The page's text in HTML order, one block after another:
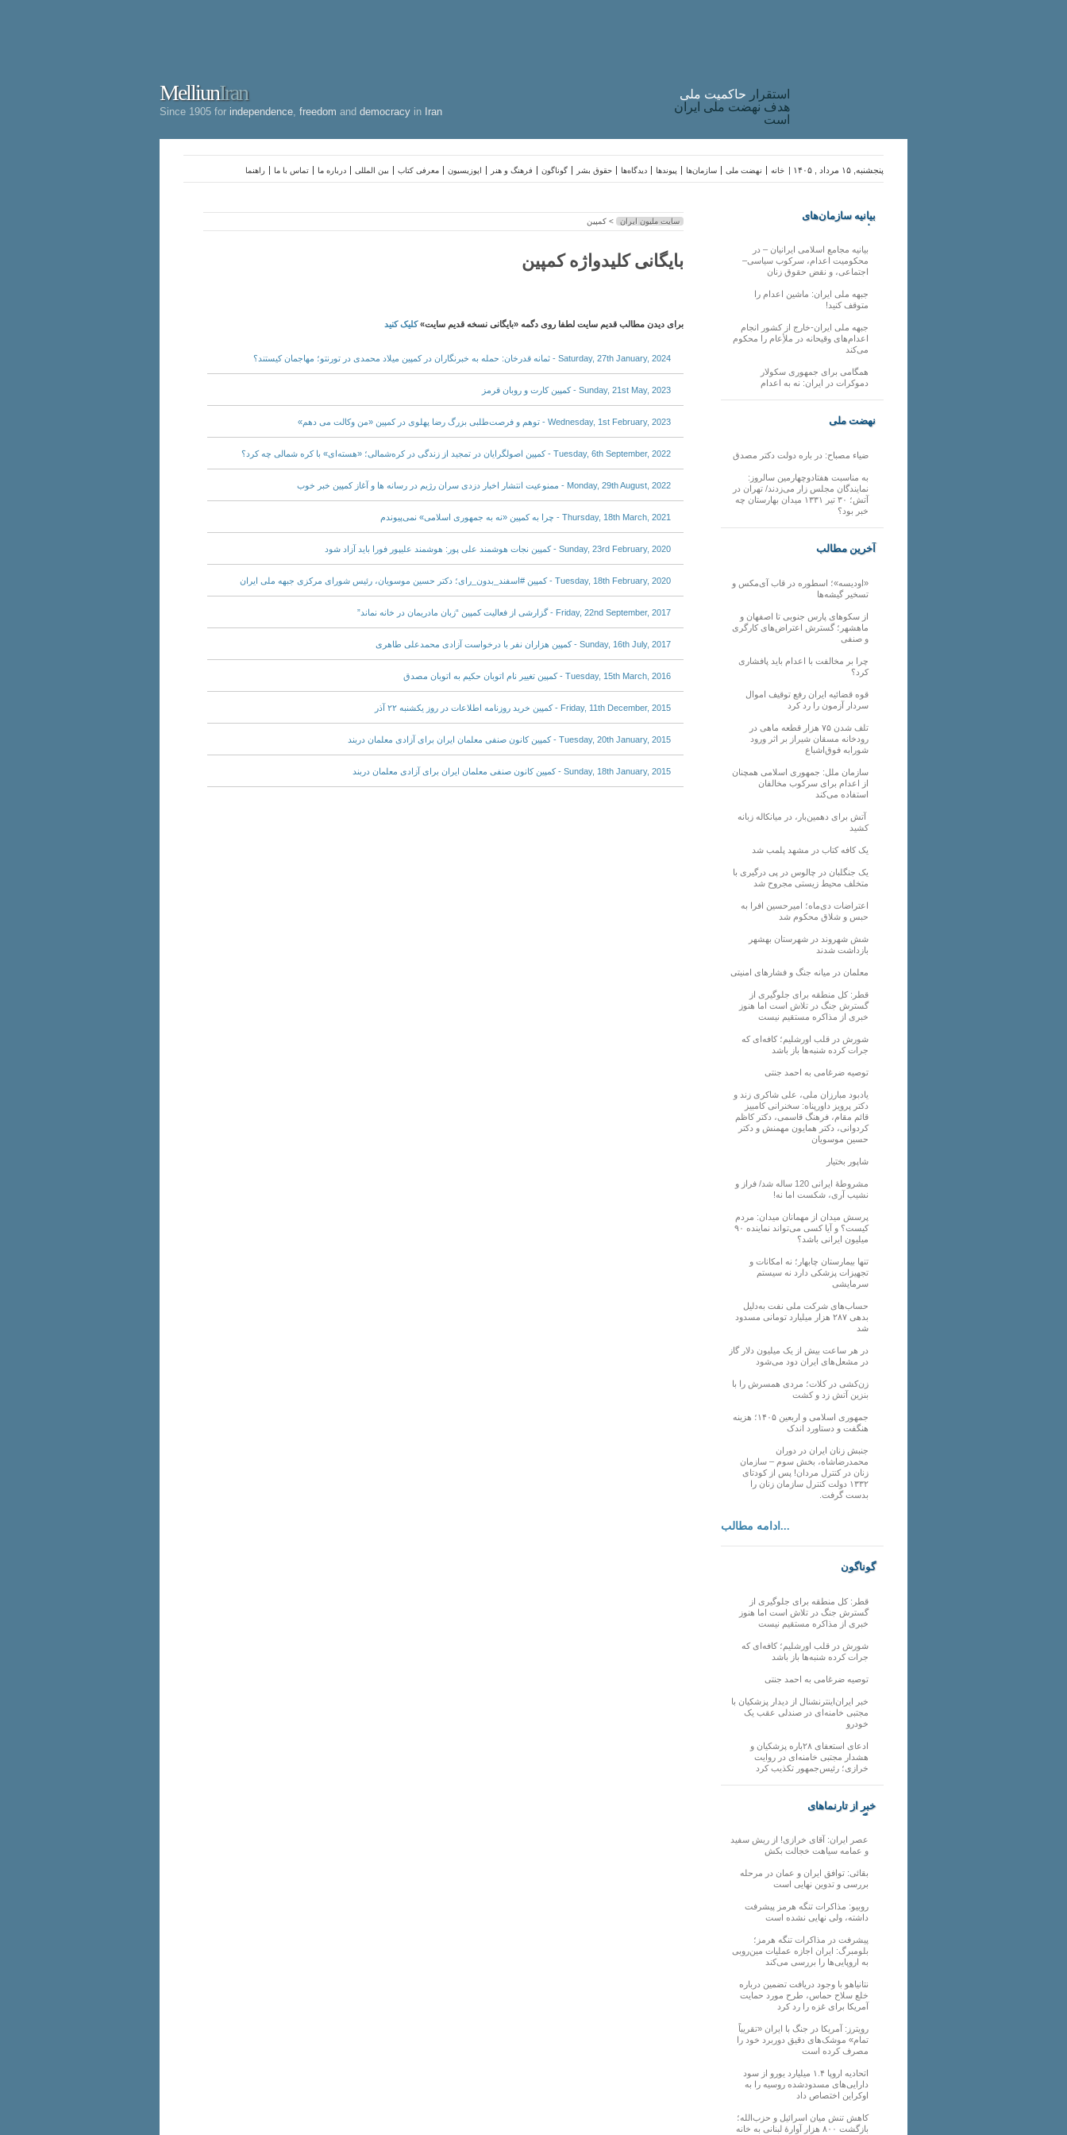
MelliunIran
Since 1905 for independence freedom and democracy in Iran
استقرار حاکميت ملی
هدف نهضت ملی ایران
است
راهنما تماس با ما درباره ما بین المللی معرفی کتاب اپوزیسیون فرهنگ و هنر گوناگون حقوق بشر دیدگاه‌ها پیوندها سازمان‌ها نهضت ملی خانه پنجشنبه, ۱۵ مرداد , ۱۴۰۵ |
سایت ملیون ایران > کمپین
بایگانی کلیدواژه کمپین
برای دیدن مطالب قدیم سایت لطفا روی دگمه «بایگانی نسخه قدیم سایت»کلیک کنید
Saturday, 27th January, 2024 - ثمانه قدرخان: حمله به خبرنگاران در کمپین میلاد محمدی در تورنتو؛ مهاجمان کیستند؟
Sunday, 21st May, 2023 - کمپین کارت و روبان قرمز
Wednesday, 1st February, 2023 - توهم و فرصت‌طلبی بزرگ رضا پهلوی در کمپین «من وکالت می دهم»
Tuesday, 6th September, 2022 - کمپین اصولگرایان در تمجید از زندگی در کره‌شمالی؛ «هسته‌ای» با کره شمالی چه کرد؟
Monday, 29th August, 2022 - ممنوعیت انتشار اخبار دزدی سران رژیم در رسانه ها و آغاز کمپین خبر خوب
Thursday, 18th March, 2021 - چرا به کمپین «نه به جمهوری اسلامی» نمی‌پیوندم
Sunday, 23rd February, 2020 - کمپین نجات هوشمند علی پور: هوشمند علیپور فورا باید آزاد شود
Tuesday, 18th February, 2020 - کمپین #اسفند_بدون_رای؛ دکتر حسین موسویان، رئیس شورای مرکزی جبهه ملی ایران
Friday, 22nd September, 2017 - گزارشی از فعالیت کمپین “زبان مادریمان در خانه نماند”
Sunday, 16th July, 2017 - کمپین هزاران نفر با درخواست آزادی محمدعلی طاهری
Tuesday, 15th March, 2016 - کمپین تغییر نام اتوبان حکیم به اتوبان مصدق
Friday, 11th December, 2015 - کمپین خرید روزنامه اطلاعات در روز یکشنبه ۲۲ آذر
Tuesday, 20th January, 2015 - کمپین کانون صنفی معلمان ایران برای آزادی معلمان دربند
Sunday, 18th January, 2015 - کمپین کانون صنفی معلمان ایران برای آزادی معلمان دربند
بیانیه سازمان‌های
ملی
بیانیه مجامع اسلامی ایرانیان – در
محکومیت اعدام، سرکوب سیاسی–
اجتماعی، و نقض حقوق زنان
جبهه ملی ایران: ماشین اعدام را
متوقف کنید!
جبهه ملی ایران-خارج از کشور انجام
اعدام‌های وقیحانه در ملأِعام را محکوم
می‌کند
همگامی برای جمهوری سکولار
دموکرات در ایران: نه به اعدام
نهضت ملی
ضیاء مصباح: در باره دولت دکتر مصدق
به مناسبت هفتادوچهارمین سالروز:
نمایندگان مجلس زار می‌زدند/ تهران در
آتش؛ ۳۰ تیر ۱۳۳۱ میدان بهارستان چه
خبر بود؟
آخرین مطالب
«اودیسه»؛ اسطوره در قاب آی‌مکس و
تسخیر گیشه‌ها
از سکوهای پارس جنوبی تا اصفهان و
ماهشهر؛ گسترش اعتراض‌های کارگری
و صنفی
چرا بر مخالفت با اعدام باید پافشاری
کرد؟
قوه قضائیه ایران رفع توقیف اموال
سردار آزمون را رد کرد
تلف شدن ۷۵ هزار قطعه ماهی در
رودخانه مسقان شیراز بر اثر ورود
شورابه فوق‌اشباع
سازمان ملل: جمهوری اسلامی همچنان
از اعدام برای سرکوب مخالفان
استفاده می‌کند
آتش برای دهمین‌بار، در میانکاله زبانه
کشید
یک کافه کتاب در مشهد پلمب شد
یک جنگلبان در چالوس در پی درگیری با
متخلف محیط زیستی مجروح شد
اعتراضات دی‌ماه؛ امیرحسین افرا به
حبس و شلاق محکوم شد
شش شهروند در شهرستان بهشهر
بازداشت شدند
معلمان در میانه جنگ و فشارهای امنیتی
قطر: کل منطقه برای جلوگیری از
گسترش جنگ در تلاش است اما هنوز
خبری از مذاکره مستقیم نیست
شورش در قلب اورشلیم؛ کافه‌ای که
جرات کرده شنبه‌ها باز باشد
توصیه ضرغامی به احمد جنتی
یادبود مبارزان ملی، علی شاکری زند و
دکتر پرویز داورپناه: سخنرانی کامبیز
قائم مقام، فرهنگ قاسمی، دکتر کاظم
کردوانی، دکتر همایون مهمنش و دکتر
حسین موسویان
شاپور بختیار
مشروطۀ ایرانی 120 ساله شد/ فراز و
نشیب آری، شکست اما نه!
پرسش میدان از مهمانان میدان: مردم
کیست؟ و آیا کسی می‌تواند نماینده ۹۰
میلیون ایرانی باشد؟
تنها بیمارستان چابهار؛ نه امکانات و
تجهیزات پزشکی دارد نه سیستم
سرمایشی
حساب‌های شرکت ملی نفت به‌دلیل
بدهی ۲۸۷ هزار میلیارد تومانی مسدود
شد
در هر ساعت بیش از یک میلیون دلار گاز
در مشعل‌های ایران دود می‌شود
زن‌کشی در کلات؛ مردی همسرش را با
بنزین آتش زد و کشت
جمهوری اسلامی و اربعین ۱۴۰۵؛ هزینه
هنگفت و دستاورد اندک
جنبش زنان ایران در دوران
محمدرضاشاه، بخش سوم – سازمان
زنان در کنترل مردان! پس از کودتای
۱۳۳۲ دولت کنترل سازمان زنان را
بدست گرفت.
ادامه مطالب...
گوناگون
قطر: کل منطقه برای جلوگیری از
گسترش جنگ در تلاش است اما هنوز
خبری از مذاکره مستقیم نیست
شورش در قلب اورشلیم؛ کافه‌ای که
جرات کرده شنبه‌ها باز باشد
توصیه ضرغامی به احمد جنتی
خبر ایران‌اینترنشنال از دیدار پزشکیان با
مجتبی خامنه‌ای در صندلی عقب یک
خودرو
ادعای استعفای ۲۸باره پزشکیان و
هشدار مجتبی خامنه‌ای در روایت
خرازی؛ رئیس‌جمهور تکذیب کرد
خبر از تارنماهای
دیگر
عصر ایران: آقای خرازی! از ریش سفید
و عمامه سیاهت خجالت بکش
بقائی: توافق ایران و عمان در مرحله
بررسی و تدوین نهایی است
روبیو: مذاکرات تنگه هرمز پیشرفت
داشته، ولی نهایی نشده است
پیشرفت در مذاکرات تنگه هرمز؛
بلومبرگ: ایران اجازه عملیات مین‌روبی
به اروپایی‌ها را بررسی می‌کند
نتانیاهو با وجود دریافت تضمین درباره
خلع سلاح حماس، طرح مورد حمایت
آمریکا برای غزه را رد کرد
رویترز: آمریکا در جنگ با ایران «تقریباً
تمام» موشک‌های دقیق دوربرد خود را
مصرف کرده است
اتحادیه اروپا ۱.۴ میلیارد یورو از سود
دارایی‌های مسدودشده روسیه را به
اوکراین ‏اختصاص داد
کاهش تنش میان اسرائیل و حزب‌الله؛
بازگشت ۸۰۰ هزار آوارۀ لبنانی به خانه‌